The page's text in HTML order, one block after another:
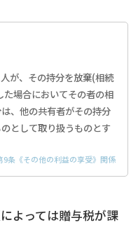
が、その持分を放棄(相続
場合においてその者の相
、他の共有者がその持分
として取り扱うものとす
9条《その他の利益の享受》関係
よっては贈与税が課